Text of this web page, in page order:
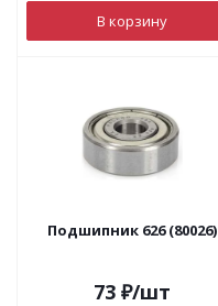
В корзину
Подшипник 626 (80026)
73 ₽/шт